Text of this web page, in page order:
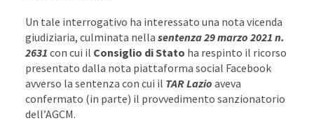
Un tale interrogativo ha interessato una nota vicenda
giudiziaria, culminata nella sentenza 29 marzo 2021 n.
2631 con cui il Consiglio di Stato ha respinto il ricorso
presentato dalla nota piattaforma social Facebook
avverso la sentenza con cui il TAR Lazio aveva
confermato (in parte) il provvedimento sanzionatorio
dell’AGCM.